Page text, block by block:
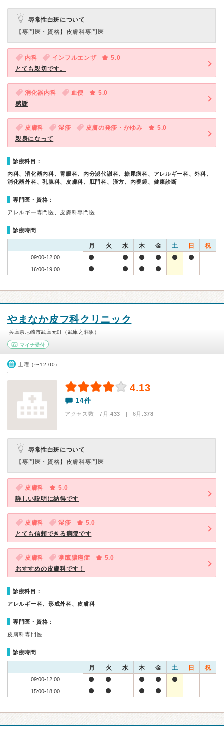
尋常性白斑について
【専門医・資格】 皮膚科専門医
内科 インフルエンザ
5.0
とても親切です。
消化器内科 血便
5.0
感謝
皮膚科 湿疹 皮膚の発疹・かゆみ
5.0
親身になって
診療科目：
内科、消化器内科、胃腸科、内分泌代謝科、糖尿病科、アレルギー科、外科、
消化器外科、乳腺科、皮膚科、肛門科、漢方、内視鏡、健康診断
専門医・資格：
アレルギー専門医、皮膚科専門医
診療時間
月 火 水 木 金 土 日 祝
09:00-12:00
16:00-19:00
やまなか皮フ科クリニック
兵庫県尼崎市武庫元町（武庫之荘駅）
マイナ受付
土曜（〜12:00）
4.13
14件
アクセス数 7月:433 | 6月:378
尋常性白斑について
【専門医・資格】 皮膚科専門医
皮膚科
5.0
詳しい説明に納得です
皮膚科 湿疹
5.0
とても信頼できる病院です
皮膚科 掌蹠膿疱症
5.0
おすすめの皮膚科です！
診療科目：
アレルギー科、形成外科、皮膚科
専門医・資格：
皮膚科専門医
診療時間
月 火 水 木 金 土 日 祝
09:00-12:00
15:00-18:00